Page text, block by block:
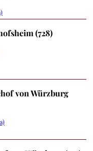
(728)
von Würzburg